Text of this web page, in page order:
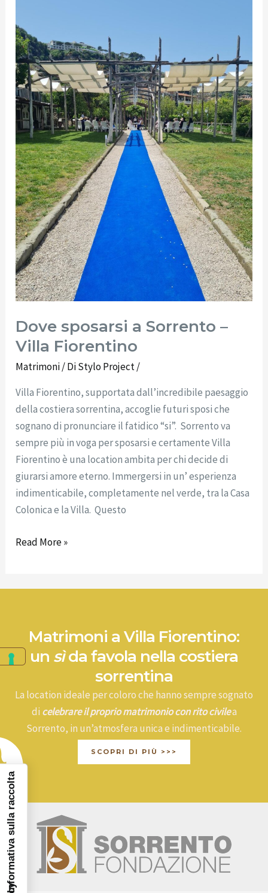
Dove sposarsi a Sorrento –
Villa Fiorentino
Matrimoni/ DiStylo Project/
Villa Fiorentino, supportata dall’incredibile paesaggio
della costiera sorrentina, accoglie futuri sposi che
sognano di pronunciare il fatidico “si”. Sorrento va
sempre più in voga per sposarsi e certamente Villa
Fiorentino è una location ambita per chi decide di
giurarsi amore eterno. Immergersi in un’ esperienza
indimenticabile, completamente nel verde, tra la Casa
Colonica e la Villa. Questo
a
Sorrento
–
Villa
Fiorentino
Read More »
Matrimoni a Villa Fiorentino:
un sìda favola nella costiera
sorrentina
La location ideale per coloro che hanno sempre sognato
di celebrare il proprio matrimonio con rito civilea
Sorrento, in un’atmosfera unica e indimenticabile.
SCOPRI DI PIÙ >>>
Informativa sulla raccolta